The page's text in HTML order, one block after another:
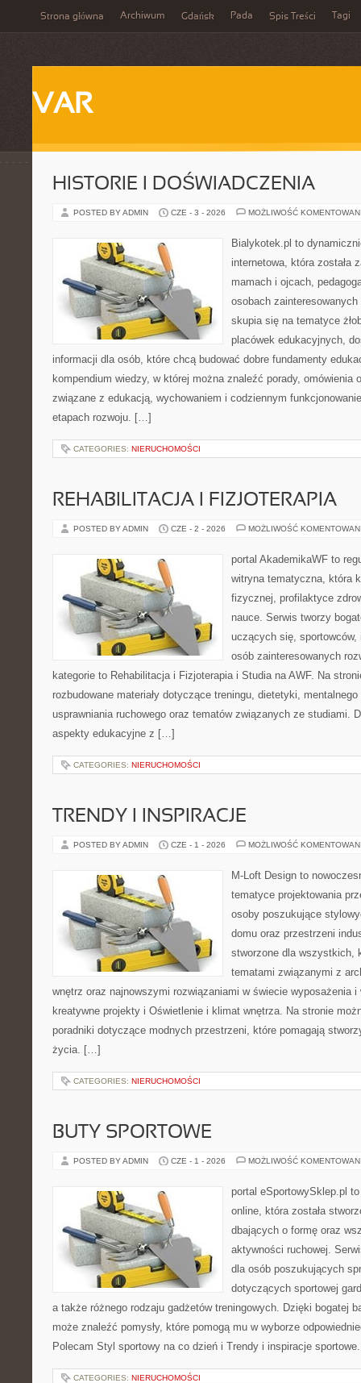
Strona główna Archiwum Gdańsk Pada Spis Treści Tagi
VAR
HISTORIE I DOŚWIADCZENIA
POSTED BY ADMIN CZE - 3 - 2026 MOŻLIWOŚĆ
Bialykotek.pl to
internetowa, która została
mamach i ojcach,
osobach
skupia się na tematyce
placówek edukacyjnych,
informacji dla osób, które chcą budować dobre fundamenty
kompendium wiedzy, w której można znaleźć porady, omówienia
związane z edukacją, wychowaniem i codziennym
etapach rozwoju. […]
CATEGORIES: NIERUCHOMOŚCI
REHABILITACJA I FIZJOTERAPIA
POSTED BY ADMIN CZE - 2 - 2026 MOŻLIWOŚĆ
portal AkademikaWF to
witryna tematyczna, która
fizycznej, profilaktyce
nauce. Serwis tworzy
uczących się,
osób zainteresowanych
kategorie to Rehabilitacja i Fizjoterapia i Studia na AWF. Na
rozbudowane materiały dotyczące treningu, dietetyki,
usprawniania ruchowego oraz tematów związanych ze studiami.
aspekty edukacyjne z […]
CATEGORIES: NIERUCHOMOŚCI
TRENDY I INSPIRACJE
POSTED BY ADMIN CZE - 1 - 2026 MOŻLIWOŚĆ
M-Loft Design to
tematyce projektowania
osoby poszukujące
domu oraz przestrzeni
stworzone dla wszystkich,
tematami związanymi z
wnętrz oraz najnowszymi rozwiązaniami w świecie wyposażenia
kreatywne projekty i Oświetlenie i klimat wnętrza. Na stronie
poradniki dotyczące modnych przestrzeni, które pomagają
życia. […]
CATEGORIES: NIERUCHOMOŚCI
BUTY SPORTOWE
POSTED BY ADMIN CZE - 1 - 2026 MOŻLIWOŚĆ
portal eSportowySklep.pl
online, która została
dbających o formę oraz
aktywności ruchowej.
dla osób poszukujących
dotyczących sportowej
a także różnego rodzaju gadżetów treningowych. Dzięki bogatej
może znaleźć pomysły, które pomogą mu w wyborze
Polecam Styl sportowy na co dzień i Trendy i inspiracje
CATEGORIES: NIERUCHOMOŚCI